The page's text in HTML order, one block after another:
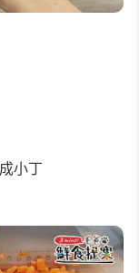
小丁